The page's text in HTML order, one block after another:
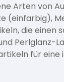
Arten von
(einfarbig),
die einen
Perlglanz-
für eine